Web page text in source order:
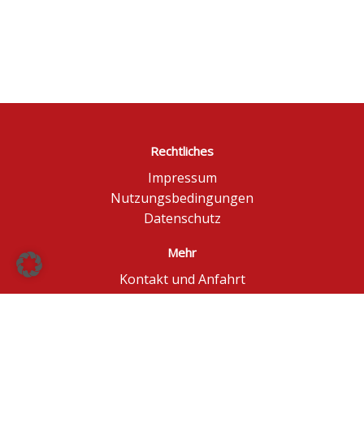
Rechtliches
Impressum
Nutzungsbedingungen
Datenschutz
Mehr
Kontakt und Anfahrt
Börse Düsseldorf